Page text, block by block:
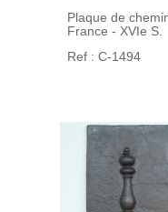
Plaque de
France - XVIe S.
Ref : C-1494